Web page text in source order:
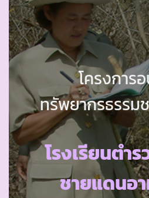
โครงการ
ทรัพยากรธรรม
โรงเรียนตำร
ชายแดนอ